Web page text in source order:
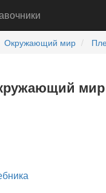
Окружающий мир
мир